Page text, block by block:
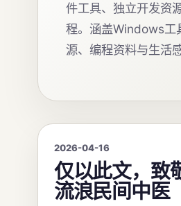
件工具、独立开发资
程。涵盖Windows工
源、编程资料与生活感
2026-04-16
仅以此文，致
流浪民间中医